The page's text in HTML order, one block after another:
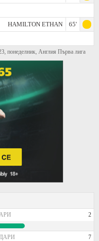
HAMILTON ETHAN
65'
понеделник, Англия Първа лига
2
7